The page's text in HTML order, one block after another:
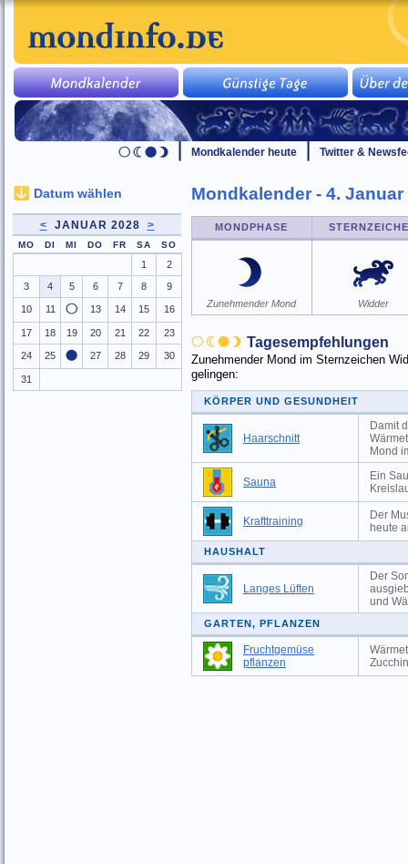
Mondkalender heute Twitter &
Mondkalender - 4. Januar
MONDPHASE
Zunehmender Mond Widder
Tagesempfehlungen
Zunehmender Mond im Sternzeichen
gelingen:
KÖRPER UND GESUNDHEIT
Haarschnitt
Damit
Mond
Sauna
Ein
Krafttraining
Der
heute
HAUSHALT
Langes Lüften
Der
und
GARTEN, PFLANZEN
Fruchtgemüse
pflanzen
Datum wählen
< JANUAR 2028 >
MO DI MI DO FR SA SO
1
2
3
4 5 6 7 8 9
10 11 13 14 15 16
17 18 19 20 21 22 23
24 25 27 28 29 30
31